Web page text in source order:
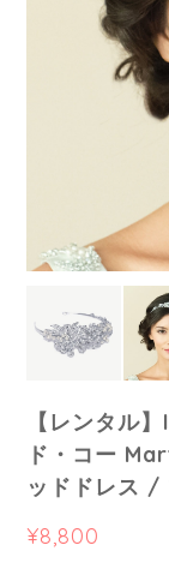
【レンタル
ド・コー
ッドドレス /
¥8,800